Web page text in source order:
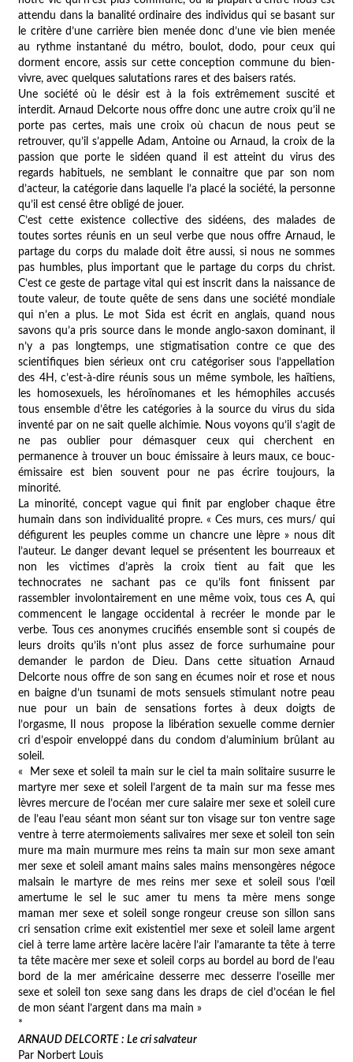
attendu dans la banalité ordinaire des individus qui se basant sur
le critère d’une carrière bien menée donc d’une vie bien menée
au rythme instantané du métro, boulot, dodo, pour ceux qui
dorment encore, assis sur cette conception commune du bien-
vivre, avec quelques salutations rares et des baisers ratés.
Une société où le désir est à la fois extrêmement suscité et
interdit. Arnaud Delcorte nous offre donc une autre croix qu’il ne
porte pas certes, mais une croix où chacun de nous peut se
retrouver, qu’il s’appelle Adam, Antoine ou Arnaud, la croix de la
passion que porte le sidéen quand il est atteint du virus des
regards habituels, ne semblant le connaitre que par son nom
d’acteur, la catégorie dans laquelle l’a placé la société, la personne
qu’il est censé être obligé de jouer.
C’est cette existence collective des sidéens, des malades de
toutes sortes réunis en un seul verbe que nous offre Arnaud, le
partage du corps du malade doit être aussi, si nous ne sommes
pas humbles, plus important que le partage du corps du christ.
C’est ce geste de partage vital qui est inscrit dans la naissance de
toute valeur, de toute quête de sens dans une société mondiale
qui n’en a plus. Le mot Sida est écrit en anglais, quand nous
savons qu’a pris source dans le monde anglo-saxon dominant, il
n’y a pas longtemps, une stigmatisation contre ce que des
scientifiques bien sérieux ont cru catégoriser sous l’appellation
des 4H, c’est-à-dire réunis sous un même symbole, les haïtiens,
les homosexuels, les héroïnomanes et les hémophiles accusés
tous ensemble d’être les catégories à la source du virus du sida
inventé par on ne sait quelle alchimie. Nous voyons qu’il s’agit de
ne pas oublier pour démasquer ceux qui cherchent en
permanence à trouver un bouc émissaire à leurs maux, ce bouc-
émissaire est bien souvent pour ne pas écrire toujours, la
minorité.
La minorité, concept vague qui finit par englober chaque être
humain dans son individualité propre. « Ces murs, ces murs/ qui
défigurent les peuples comme un chancre une lèpre » nous dit
l’auteur. Le danger devant lequel se présentent les bourreaux et
non les victimes d’après la croix tient au fait que les
technocrates ne sachant pas ce qu’ils font finissent par
rassembler involontairement en une même voix, tous ces A, qui
commencent le langage occidental à recréer le monde par le
verbe. Tous ces anonymes crucifiés ensemble sont si coupés de
leurs droits qu’ils n’ont plus assez de force surhumaine pour
demander le pardon de Dieu. Dans cette situation Arnaud
Delcorte nous offre de son sang en écumes noir et rose et nous
en baigne d’un tsunami de mots sensuels stimulant notre peau
nue pour un bain de sensations fortes à deux doigts de
l’orgasme, Il nous propose la libération sexuelle comme dernier
cri d’espoir enveloppé dans du condom d’aluminium brûlant au
soleil.
« Mer sexe et soleil ta main sur le ciel ta main solitaire susurre le
martyre mer sexe et soleil l’argent de ta main sur ma fesse mes
lèvres mercure de l’océan mer cure salaire mer sexe et soleil cure
de l’eau l’eau séant mon séant sur ton visage sur ton ventre sage
ventre à terre atermoiements salivaires mer sexe et soleil ton sein
mure ma main murmure mes reins ta main sur mon sexe amant
mer sexe et soleil amant mains sales mains mensongères négoce
malsain le martyre de mes reins mer sexe et soleil sous l’œil
amertume le sel le suc amer tu mens ta mère mens songe
maman mer sexe et soleil songe rongeur creuse son sillon sans
cri sensation crime exit existentiel mer sexe et soleil lame argent
ciel à terre lame artère lacère lacère l’air l’amarante ta tête à terre
ta tête macère mer sexe et soleil corps au bordel au bord de l’eau
bord de la mer américaine desserre mec desserre l’oseille mer
sexe et soleil ton sexe sang dans les draps de ciel d’océan le fiel
de mon séant l’argent dans ma main »
*
ARNAUD DELCORTE : Le cri salvateur
Par Norbert Louis